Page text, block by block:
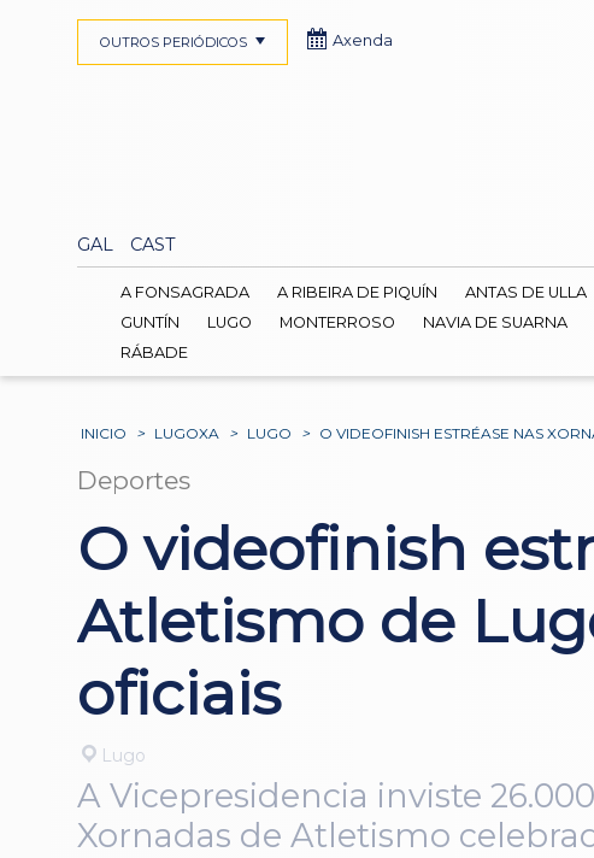
GAL CAST
OUTROS PERIÓDICOS Axenda
A FONSAGRADA A RIBEIRA DE PIQUÍN ANTAS DE ULLA
GUNTÍN
LUGO MONTERROSO NAVIA DE SUARNA
RÁBADE
INICIO > LUGOXA > LUGO > O VIDEOFINISH ESTRÉASE NAS
Deportes
O videofinish
Atletismo de
oficiais
Lugo
A Vicepresidencia inviste
Xornadas de Atletismo